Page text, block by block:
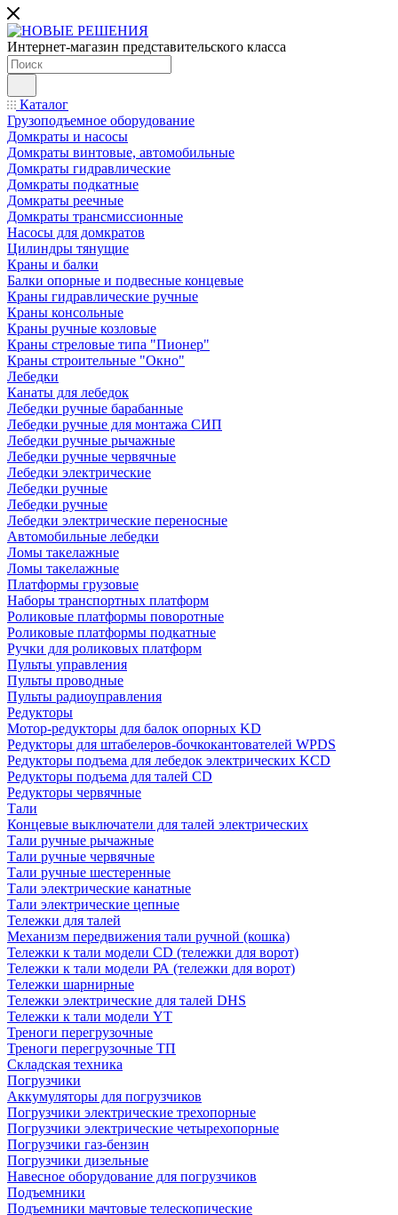
Интернет-магазин представительского класса
Каталог
Грузоподъемное оборудование
Домкраты и насосы
Домкраты винтовые, автомобильные
Домкраты гидравлические
Домкраты подкатные
Домкраты реечные
Домкраты трансмиссионные
Насосы для домкратов
Цилиндры тянущие
Краны и балки
Балки опорные и подвесные концевые
Краны гидравлические ручные
Краны консольные
Краны ручные козловые
Краны стреловые типа "Пионер"
Краны строительные "Окно"
Лебедки
Канаты для лебедок
Лебедки ручные барабанные
Лебедки ручные для монтажа СИП
Лебедки ручные рычажные
Лебедки ручные червячные
Лебедки электрические
Лебедки ручные
Лебедки ручные
Лебедки электрические переносные
Автомобильные лебедки
Ломы такелажные
Ломы такелажные
Платформы грузовые
Наборы транспортных платформ
Роликовые платформы поворотные
Роликовые платформы подкатные
Ручки для роликовых платформ
Пульты управления
Пульты проводные
Пульты радиоуправления
Редукторы
Мотор-редукторы для балок опорных KD
Редукторы для штабелеров-бочкокантователей WPDS
Редукторы подъема для лебедок электрических KCD
Редукторы подъема для талей CD
Редукторы червячные
Тали
Концевые выключатели для талей электрических
Тали ручные рычажные
Тали ручные червячные
Тали ручные шестеренные
Тали электрические канатные
Тали электрические цепные
Тележки для талей
Механизм передвижения тали ручной (кошка)
Тележки к тали модели CD (тележки для ворот)
Тележки к тали модели РА (тележки для ворот)
Тележки шарнирные
Тележки электрические для талей DHS
Тележки к тали модели YT
Треноги перегрузочные
Треноги перегрузочные ТП
Складская техника
Погрузчики
Аккумуляторы для погрузчиков
Погрузчики электрические трехопорные
Погрузчики электрические четырехопорные
Погрузчики газ-бензин
Погрузчики дизельные
Навесное оборудование для погрузчиков
Подъемники
Подъемники мачтовые телескопические